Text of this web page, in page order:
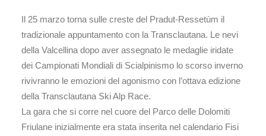
Il 25 marzo torna sulle creste del Pradut-Ressetùm il
tradizionale appuntamento con la Transclautana. Le nevi
della Valcellina dopo aver assegnato le medaglie iridate
dei Campionati Mondiali di Scialpinismo lo scorso inverno
rivivranno le emozioni del agonismo con l’ottava edizione
della Transclautana Ski Alp Race.
La gara che si corre nel cuore del Parco delle Dolomiti
Friulane inizialmente era stata inserita nel calendario Fisi